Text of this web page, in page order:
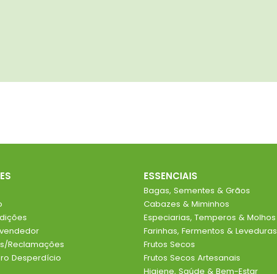
Reclamações
Desperdício
ESSENCIAIS
Bagas, Sementes & Grãos
Cabazes & Miminhos
Especiarias, Temperos & Molhos
Farinhas, Fermentos & Leveduras
Frutos Secos
Frutos Secos Artesanais
Higiene, Saúde & Bem-Estar